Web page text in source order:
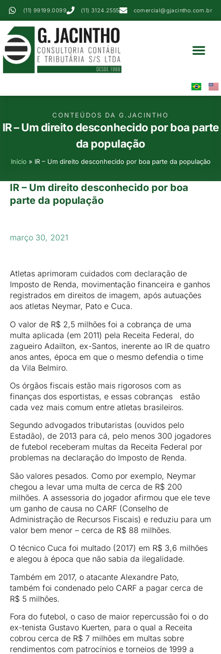
(11) 99199.0099 (11) 3124.2555 comercial@gjacintho.com.br
CONTEÚDOS DA G.JACINTHO
IR – Um direito desconhecido por boa parte
da população
Início » IR – Um direito desconhecido por boa parte da população
IR – Um direito desconhecido por boa
parte da população
março 30, 2021
Atletas aprimoram cuidados com declaração de
Imposto de Renda, movimentação financeira e ganhos
registrados em direitos de imagem, após autuações
aos atletas Neymar, Pato e Cuca.
O valor de R$ 2,5 milhões foi a cobrança de uma
multa aplicada (em 2011) pela Receita Federal, do
zagueiro Adailton, ex-Santos, inerente ao IR de quatro
anos antes, época em que o mesmo defendia o time
da Vila Belmiro.
Os órgãos fiscais estão mais rigorosos com as
finanças dos esportistas, e essas cobranças estão
cada vez mais comum entre atletas brasileiros.
Segundo advogados tributaristas (ouvidos pelo
Estadão), de 2013 para cá, pelo menos 300 jogadores
de futebol receberam multas da Receita Federal por
problemas na declaração do Imposto de Renda.
São valores pesados. Como por exemplo, Neymar
chegou a levar uma multa de cerca de R$ 200
milhões. A assessoria do jogador afirmou que ele teve
um ganho de causa no CARF (Conselho de
Administração de Recursos Fiscais) e reduziu para um
valor bem menor – cerca de R$ 88 milhões.
O técnico Cuca foi multado (2017) em R$ 3,6 milhões
e alegou à época que não sabia da ilegalidade.
Também em 2017, o atacante Alexandre Pato,
também foi condenado pelo CARF a pagar cerca de
R$ 5 milhões.
Fora do futebol, o caso de maior repercussão foi o do
ex-tenista Gustavo Kuerten, para o qual a Receita
cobrou cerca de R$ 7 milhões em multas sobre
rendimentos com patrocínios e torneios de 1999 a